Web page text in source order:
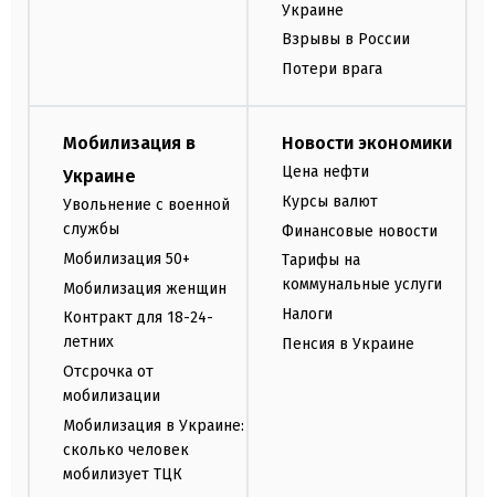
Украине
Взрывы в России
Потери врага
Мобилизация в
Украине
Увольнение с военной
службы
Мобилизация 50+
Мобилизация женщин
Контракт для 18-24-
летних
Отсрочка от
мобилизации
Мобилизация в Украине:
сколько человек
мобилизует ТЦК
Новости экономики
Цена нефти
Курсы валют
Финансовые новости
Тарифы на
коммунальные услуги
Налоги
Пенсия в Украине